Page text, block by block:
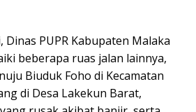
PUPR Kabupaten Malaka
beberapa ruas jalan lainnya,
Biuduk Foho di Kecamatan
di Desa Lakekun Barat,